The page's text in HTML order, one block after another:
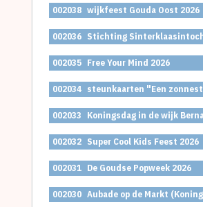
002038 wijkfeest Gouda Oost 2026
002036 Stichting
002035 Free Your Mind 2026
002034 steunkaarten "Een
002033 Koningsdag in de wijk
002032 Super Cool Kids Feest 2026
002031 De Goudse Popweek 2026
002030 Aubade op de Markt